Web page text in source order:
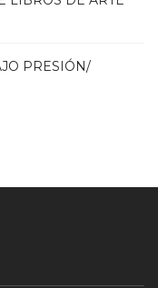
PRESIÓN/